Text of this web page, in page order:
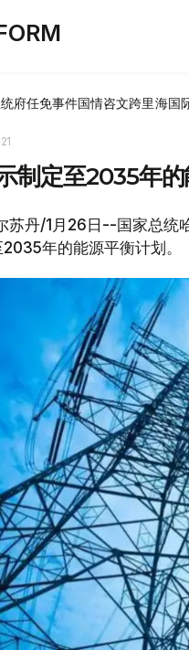
府任免事件国情咨文跨里海国
制定至2035年
苏丹/1月26日--国家总统
年的能源平衡计划。